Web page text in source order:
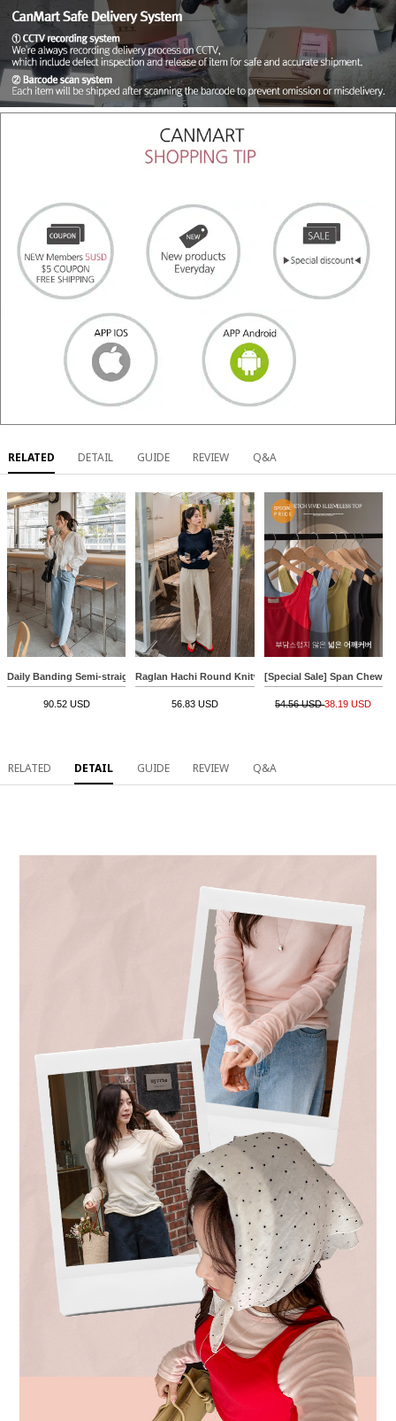
RELATED DETAIL GUIDE REVIEW Q&A
Daily Banding Semi-straight Denim Pants
90.52 USD
Raglan Hachi Round Knitwear
56.83 USD
[Special Sale] Span Chewy
54.56 USD38.19 USD
RELATED DETAIL GUIDE REVIEW Q&A